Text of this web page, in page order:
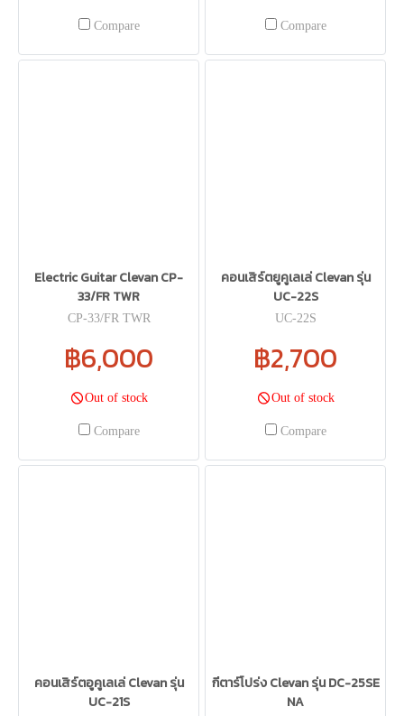
Compare Compare
Electric Guitar Clevan CP-
33/FR TWR
CP-33/FR TWR
฿6,000
Out of stock
Compare
คอนเสิร์ตยูคูเลเล่ Clevan รุ่น
UC-22S
UC-22S
฿2,700
Out of stock
Compare
คอนเสิร์ตอูคูเลเล่ Clevan รุ่น
UC-21S
กีตาร์โปร่ง Clevan รุ่น DC-25SE
NA